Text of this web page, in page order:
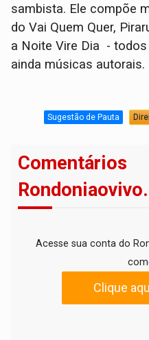
sambista. Ele compõe
do Vai Quem Quer,
a Noite Vire Dia -
ainda músicas autorais.
Sugestão de Pauta
Comentários
Acesse sua conta do
Clique